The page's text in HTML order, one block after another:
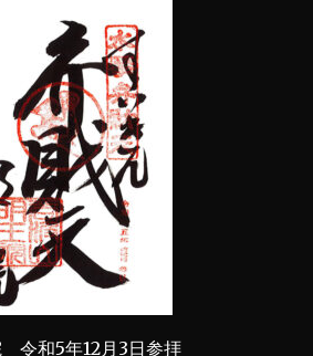
令和5年12月3日参拝